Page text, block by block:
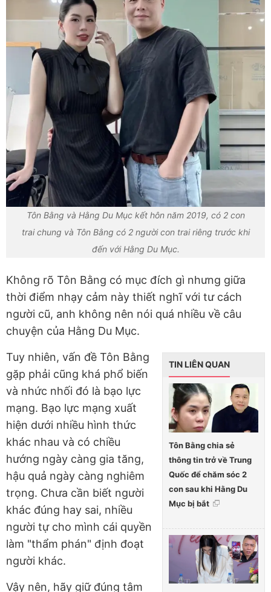
Tôn Bằng và Hằng Du Mục kết hôn năm 2019, có 2 con
trai chung và Tôn Bằng có 2 người con trai riêng trước khi
đến với Hằng Du Mục.
Không rõ Tôn Bằng có mục đích gì nhưng giữa
thời điểm nhạy cảm này thiết nghĩ với tư cách
người cũ, anh không nên nói quá nhiều về câu
chuyện của Hằng Du Mục.
TIN LIÊN QUAN
Tôn Bằng chia sẻ
thông tin trở về Trung
Quốc để chăm sóc 2
con sau khi Hằng Du
Mục bị bắt
Tuy nhiên, vấn đề Tôn Bằng
gặp phải cũng khá phổ biến
và nhức nhối đó là bạo lực
mạng. Bạo lực mạng xuất
hiện dưới nhiều hình thức
khác nhau và có chiều
hướng ngày càng gia tăng,
hậu quả ngày càng nghiêm
trọng. Chưa cần biết người
khác đúng hay sai, nhiều
người tự cho mình cái quyền
làm "thẩm phán" định đoạt
người khác.
Vậy nên, hãy giữ đúng tâm